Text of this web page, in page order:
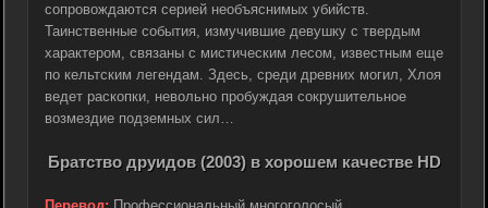
сопровождаются серией необъяснимых убийств.
Таинственные события, измучившие девушку с твердым
характером, связаны с мистическим лесом, известным еще
по кельтским легендам. Здесь, среди древних могил, Хлоя
ведет раскопки, невольно пробуждая сокрушительное
возмездие подземных сил…
Братство друидов (2003) в хорошем качестве HD